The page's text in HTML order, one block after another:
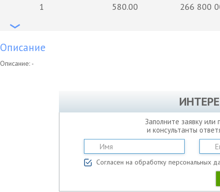
1 580.00 266 800
Описание
Описание: -
Заполните заявку
и консультанты
Согласен на обработку персональных